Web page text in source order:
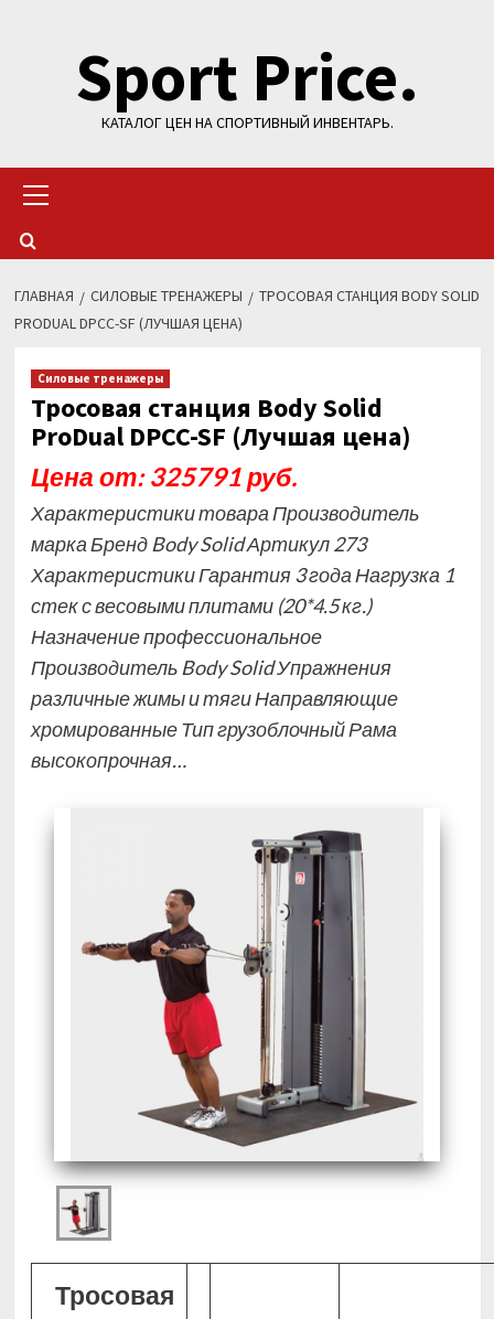
содержимомуSport Price.
КАТАЛОГ ЦЕН НА СПОРТИВНЫЙ ИНВЕНТАРЬ.
меню
ГЛАВНАЯ СИЛОВЫЕ ТРЕНАЖЕРЫ
ТРОСОВАЯ СТАНЦИЯ BODY SOLID
PRODUAL DPCC-SF (ЛУЧШАЯ ЦЕНА)
Силовые тренажеры
Тросовая станция Body Solid
ProDual DPCC-SF (Лучшая цена)
Цена от: 325791 руб.
Характеристики товара Производитель
марка Бренд Body Solid Артикул 273
Характеристики Гарантия 3 года Нагрузка 1
стек с весовыми плитами (20*4.5 кг.)
Назначение профессиональное
Производитель Body Solid Упражнения
различные жимы и тяги Направляющие
хромированные Тип грузоблочный Рама
высокопрочная…
Тросовая